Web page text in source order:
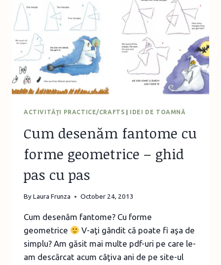
ACTIVITĂŢI PRACTICE/CRAFTS | IDEI DE TOAMNĂ
Cum desenăm fantome cu
forme geometrice – ghid
pas cu pas
ByLaura Frunza October 24, 2013
Cum desenăm fantome? Cu forme
geometrice
V-aţi gândit că poate fi aşa de
simplu? Am găsit mai multe pdf-uri pe care le-
am descărcat acum câţiva ani de pe site-ul